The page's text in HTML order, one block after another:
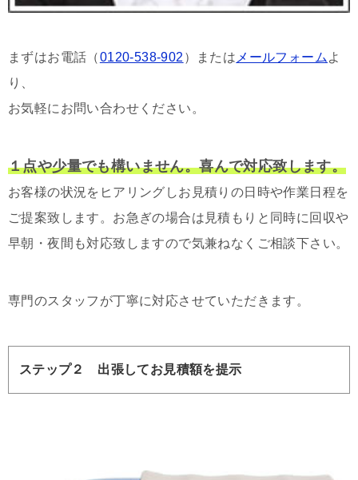
まずはお電話（0120-538-902 ）または メールフォーム よ
り、
お気軽にお問い合わせください。
１点や少量でも構いません。喜んで対応致します。
お客様の状況をヒアリングしお見積りの日時や作業日程を
ご提案致します。お急ぎの場合は見積もりと同時に回収や
早朝・夜間も対応致しますので気兼ねなくご相談下さい。
専門のスタッフが丁寧に対応させていただきます。
ステップ２ 出張してお見積額を提示